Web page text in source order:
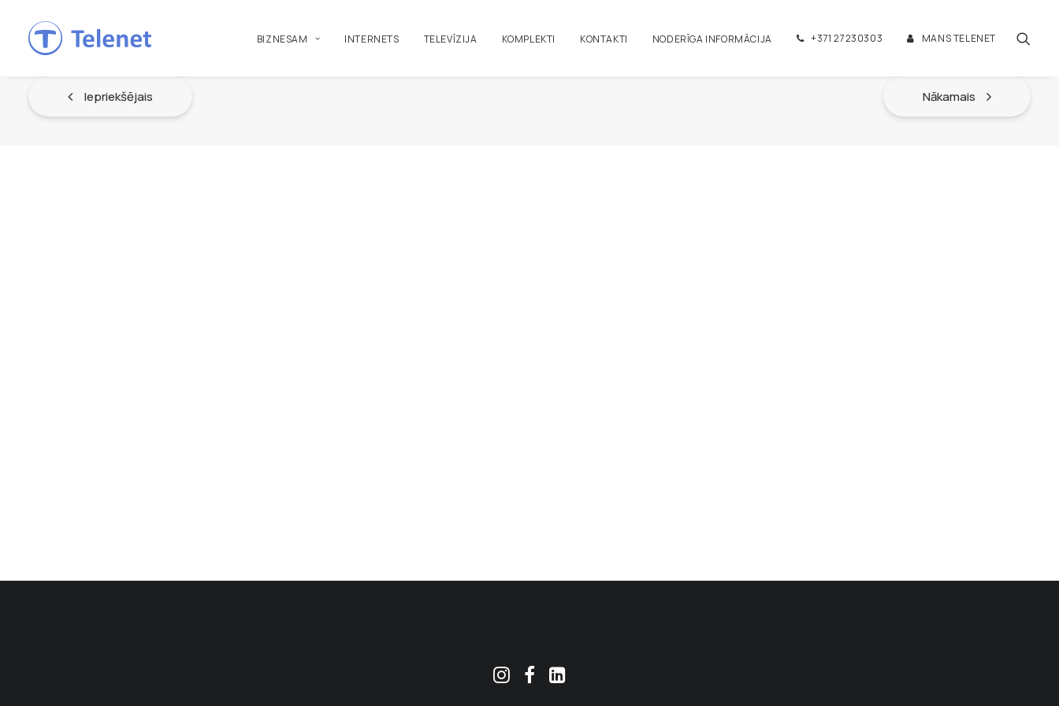
BIZNESAM INTERNETS TELEVĪZIJA KOMPLEKTI KONTAKTI NODERĪGA INFORMĀCIJA +371 27230303 MANS TELENET
Iepriekšējais Nākamais